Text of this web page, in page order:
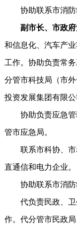
协助联系市消防
副市长、市政
和信息化、汽车产
工作。协助负责常
分管市科技局（市
投资发展集团有限
协助负责应急管
管市应急局。
联系市科协、市
直通信和电力企业。
协助联系市消防
代负责民政、卫
作。代分管市民政